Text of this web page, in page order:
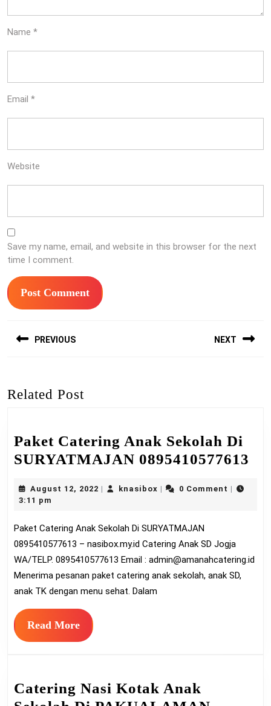
Name *
Email *
Website
Save my name, email, and website in this browser for the next
time I comment.
navigation
PREVIOUS NEXT
Related Post
Paket Catering Anak Sekolah Di
SURYATMAJAN 0895410577613
August 12, 2022 Augustknasiboxknasibox0 Comment
3:11 pm
Paket Catering Anak Sekolah Di SURYATMAJAN
0895410577613 – nasibox.my.id Catering Anak SD Jogja
WA/TELP. 0895410577613 Email : admin@amanahcatering.id
Menerima pesanan paket catering anak sekolah, anak SD,
anak TK dengan menu sehat. Dalam
Read MoreRead
More
Catering Nasi Kotak Anak